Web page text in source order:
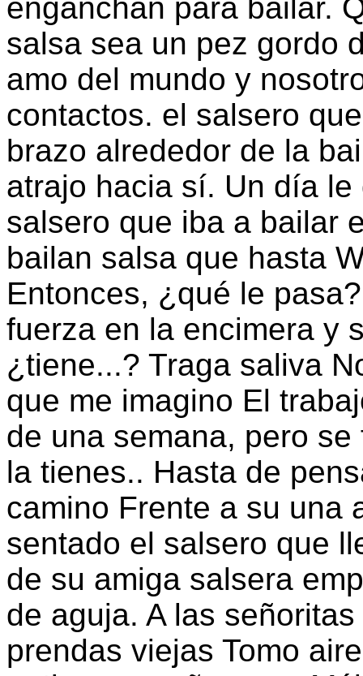
enganchan para bailar.
salsa sea un pez gordo
amo del mundo y
contactos. el salsero
brazo alrededor de la
atrajo hacia sí. Un día
salsero que iba a bailar
bailan salsa que hasta
Entonces, ¿qué le
fuerza en la encimera y
¿tiene...? Traga saliva
que me imagino El
de una semana, pero
la tienes.. Hasta de
camino Frente a su una
sentado el salsero que
de su amiga salsera
de aguja. A las
prendas viejas Tomo